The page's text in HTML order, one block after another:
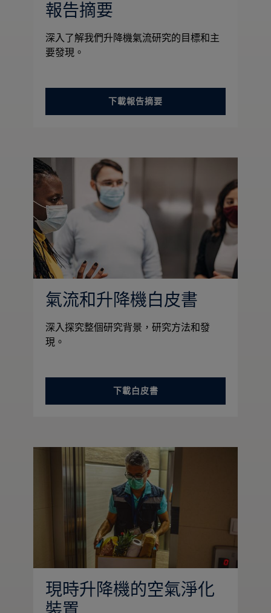
報告摘要
深入了解我們升降機氣流研究的目標和主
要發現。
下載報告摘要
氣流和升降機白皮書
深入探究整個研究背景，研究方法和發
現。
下載白皮書
現時升降機的空氣淨化